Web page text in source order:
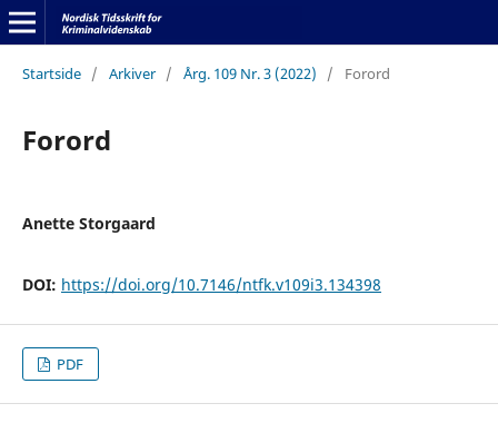
Startside / Arkiver / Årg. 109 Nr. 3 (2022) / Forord
Forord
Anette Storgaard
DOI: https://doi.org/10.7146/ntfk.v109i3.134398
PDF